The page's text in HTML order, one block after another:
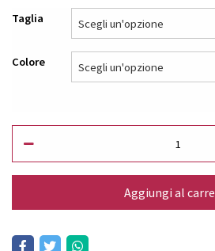
Taglia
Colore
Aggiungi al